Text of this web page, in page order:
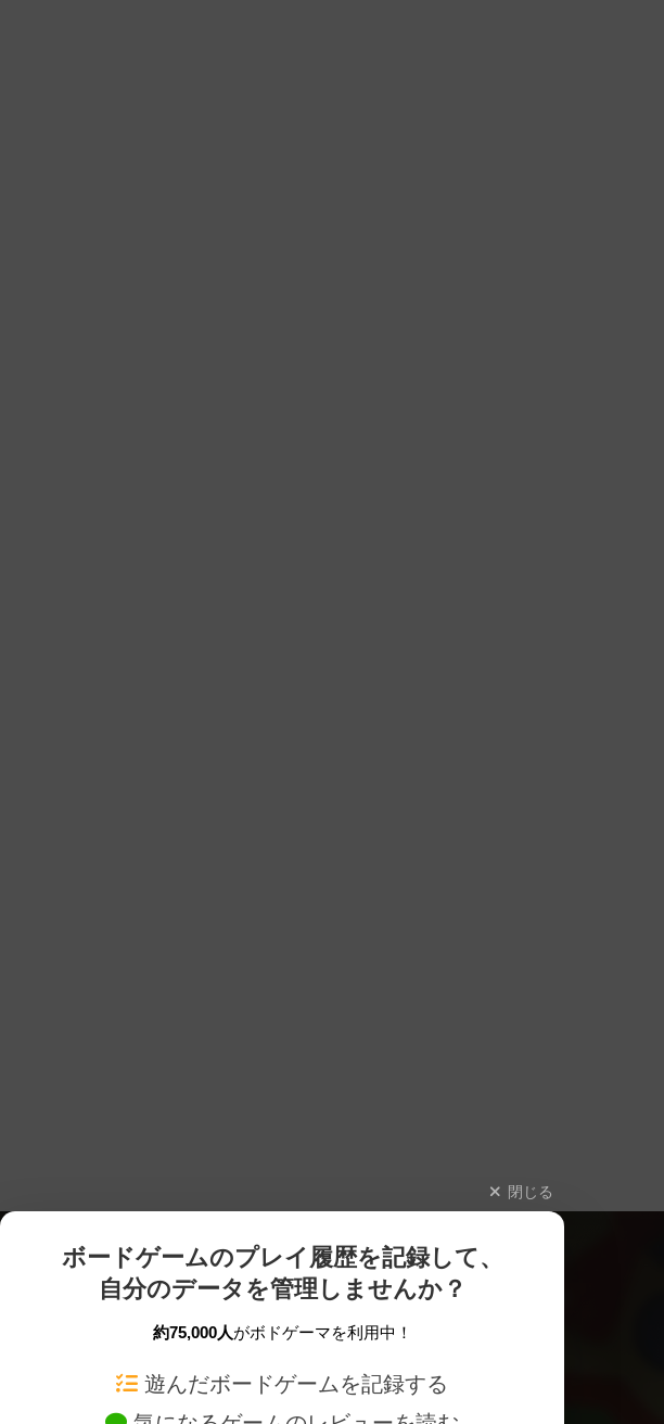
閉じる
ボードゲームのプレイ履歴を記録して、
自分のデータを管理しませんか？
約75,000人がボドゲーマを利用中！
遊んだボードゲームを記録する